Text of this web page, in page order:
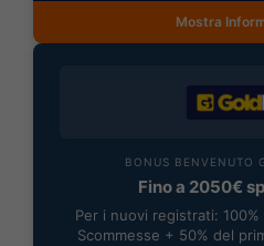
Mostra
BONUS BENVENUTO
Fino a 2050€
Per i nuovi registrati:
Scommesse + 50% del